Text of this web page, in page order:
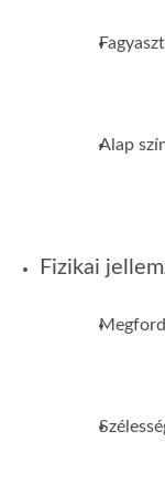
Alap
Fizikai